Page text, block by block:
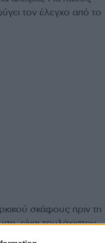
τον έλεγχο από το
σκάφους πριν τη
είναι τουλάχιστον